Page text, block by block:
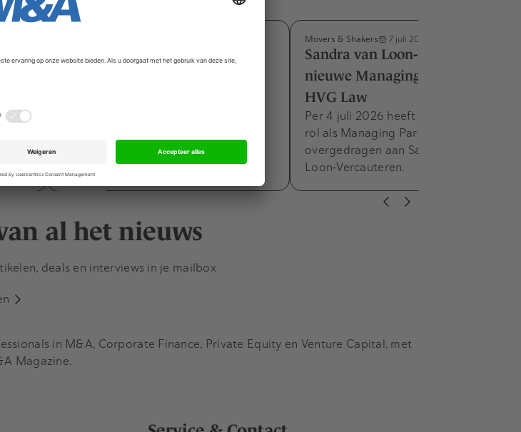
en
BJTK: Chris Noordam benoemd
Chris adviseert nationale en
internationale strategische en…
Movers & Shakers 7 juli 2026
Sandra van Loon‑Vercauteren
nieuwe Managing Partner bij
HVG Law
Per 4 juli 2026 heeft Frank Zandee zijn
rol als Managing Partner van HVG Law
overgedragen aan Sandra van
Loon‑Vercauteren.
al het nieuws
deals en interviews in je mailbox
in M&A, Corporate Finance, Private Equity en Venture Capital, met
Magazine.